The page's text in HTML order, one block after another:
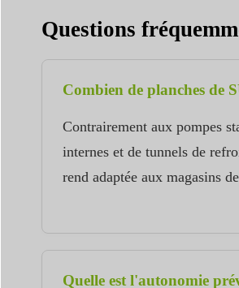
Questions
Combien de planches de
Contrairement aux pompes
internes et de tunnels de
rend adaptée aux magasins
Quelle est l'autonomie